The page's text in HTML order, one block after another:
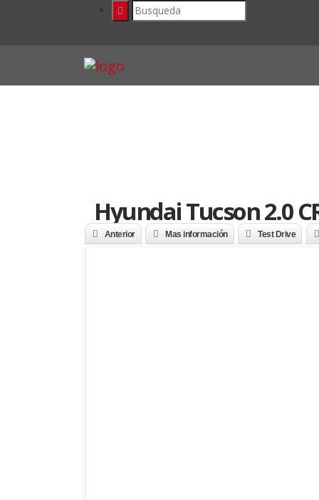
Hyundai Tucson 2.0
Anterior Mas información Test Drive